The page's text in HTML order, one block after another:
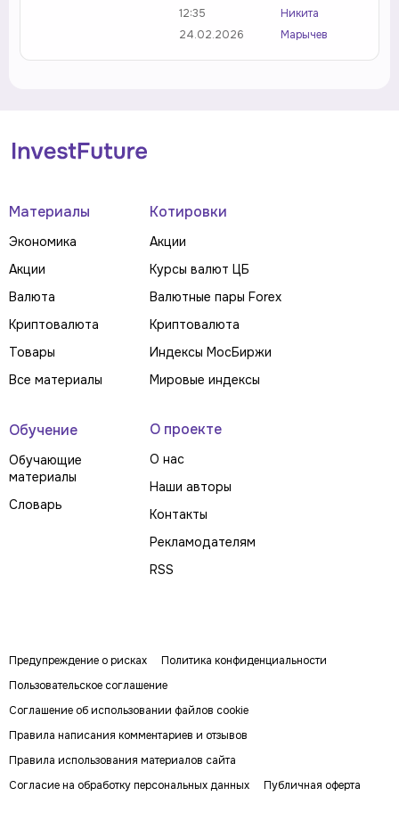
12:35
24.02.2026
Никита
Марычев
Материалы
Экономика
Акции
Валюта
Криптовалюта
Товары
Все материалы
Котировки
Акции
Курсы валют ЦБ
Валютные пары Forex
Криптовалюта
Индексы МосБиржи
Мировые индексы
Обучение
Обучающие
материалы
Словарь
О проекте
О нас
Наши авторы
Контакты
Рекламодателям
RSS
Предупреждение о рисках
Политика конфиденциальности
Пользовательское соглашение
Соглашение об использовании файлов cookie
Правила написания комментариев и отзывов
Правила использования материалов сайта
Согласие на обработку персональных данных
Публичная оферта